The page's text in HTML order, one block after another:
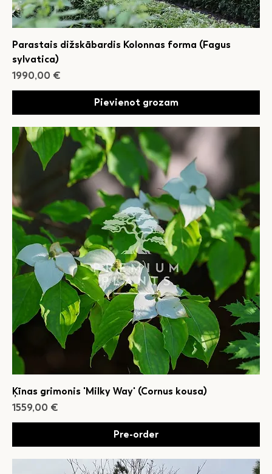
Parastais dižskābardis Kolonnas forma (Fagus
sylvatica)
Cena
1990,00 €
Pievienot grozam
Ķīnas grimonis 'Milky Way' (Cornus kousa)
Cena
1559,00 €
Pre-order